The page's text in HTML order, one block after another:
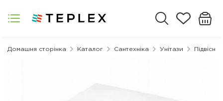
Домашня сторінка Каталог Сантехніка Унітази Підвісні